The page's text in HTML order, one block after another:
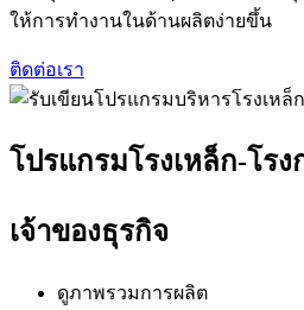
ให้การทำงานในด้านผลิตง่ายขึ้น
ติดต่อเรา
โปรแกรมโรงเหล็ก-โรง
เจ้าของธุรกิจ
ดูภาพรวมการผลิต